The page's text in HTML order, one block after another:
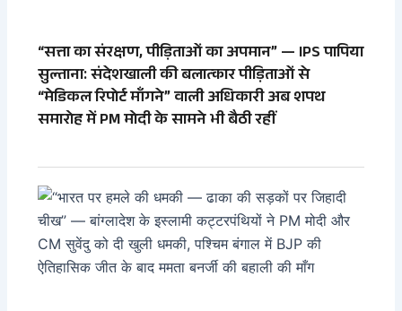
“सत्ता का संरक्षण, पीड़िताओं का अपमान” — IPS पापिया
सुल्ताना: संदेशखाली की बलात्कार पीड़िताओं से
“मेडिकल रिपोर्ट माँगने” वाली अधिकारी अब शपथ
समारोह में PM मोदी के सामने भी बैठी रहीं